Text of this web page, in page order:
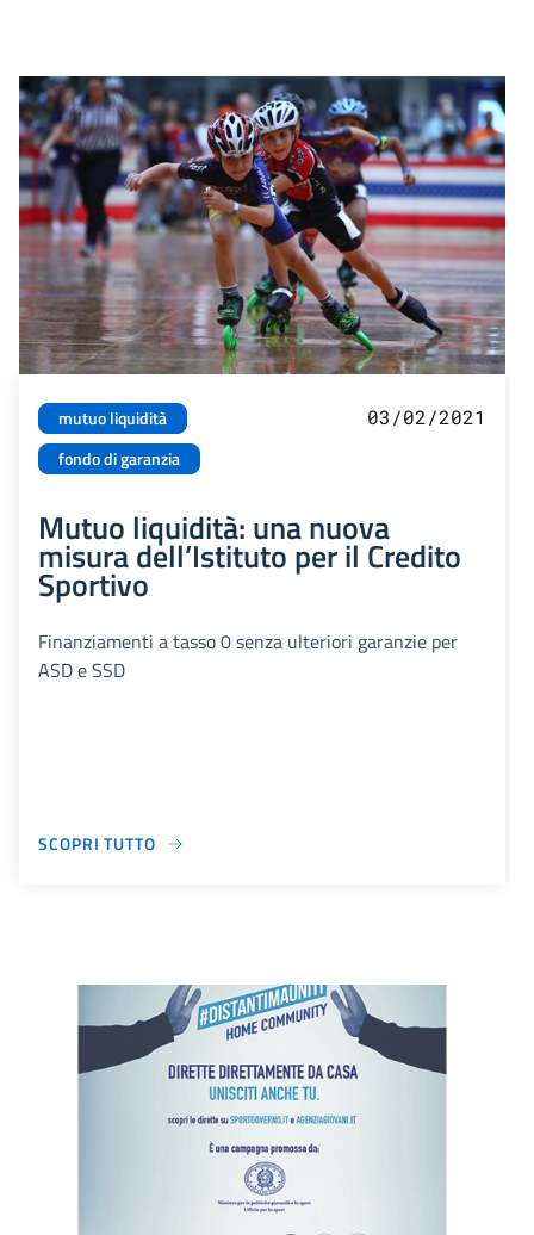
mutuo liquidità
fondo di garanzia
03/02/2021
Mutuo liquidità: una nuova
misura dell’Istituto per il Credito
Sportivo
Finanziamenti a tasso 0 senza ulteriori garanzie per
ASD e SSD
SCOPRI TUTTO